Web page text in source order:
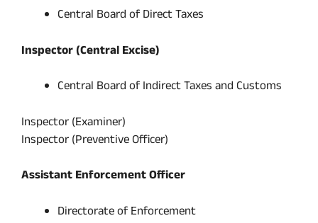
Central Board of Direct Taxes
Inspector (Central Excise)
Central Board of Indirect Taxes and Customs
Inspector (Examiner)
Inspector (Preventive Officer)
Assistant Enforcement Officer
Directorate of Enforcement